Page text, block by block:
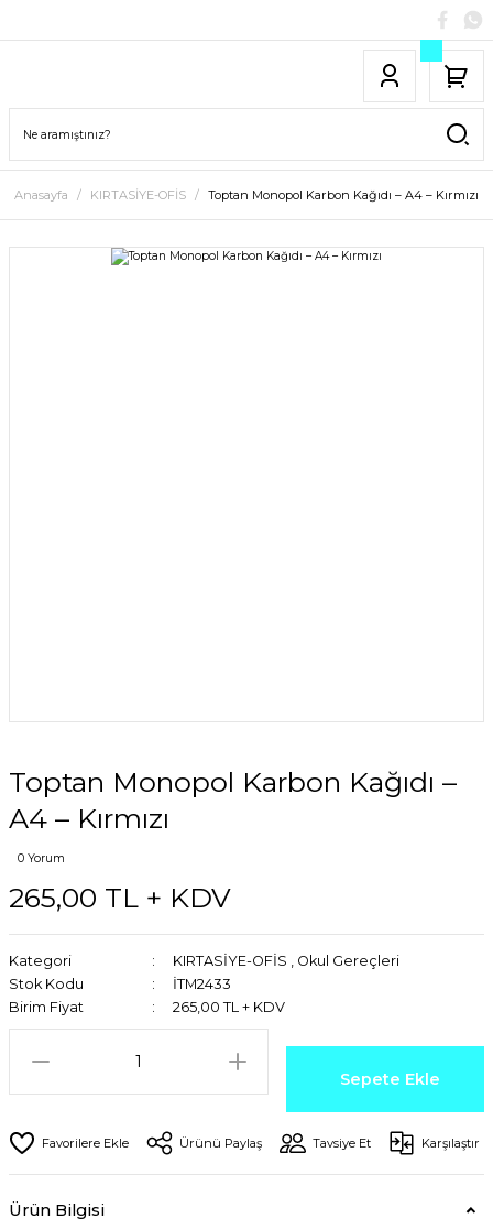
Anasayfa KIRTASİYE-OFİS Toptan Monopol Karbon Kağıdı – A4 – Kırmızı
Toptan Monopol Karbon Kağıdı –
A4 – Kırmızı
0 Yorum
265,00 TL + KDV
Kategori KIRTASİYE-OFİS , Okul Gereçleri
Stok Kodu
İTM2433
Birim Fiyat
265,00 TL + KDV
Sepete Ekle
Ürünü Paylaş Tavsiye Et Karşılaştır
Ürün Bilgisi